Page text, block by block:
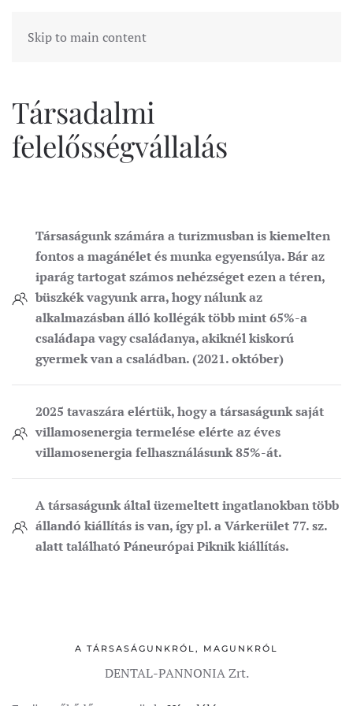
Skip to main content
Társadalmi
felelősségvállalás
Társaságunk számára a turizmusban is kiemelten
fontos a magánélet és munka egyensúlya. Bár az
iparág tartogat számos nehézséget ezen a téren,
büszkék vagyunk arra, hogy nálunk az
alkalmazásban álló kollégák több mint 65%-a
családapa vagy családanya, akiknél kiskorú
gyermek van a családban. (2021. október)
2025 tavaszára elértük, hogy a társaságunk saját
villamosenergia termelése elérte az éves
villamosenergia felhasználásunk 85%-át.
A társaságunk által üzemeltett ingatlanokban több
állandó kiállítás is van, így pl. a Várkerület 77. sz.
alatt található Páneurópai Piknik kiállítás.
A TÁRSASÁGUNKRÓL, MAGUNKRÓL
DENTAL-PANNONIA Zrt.